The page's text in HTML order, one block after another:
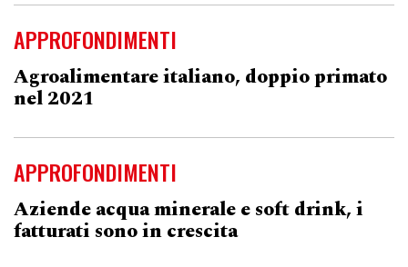
APPROFONDIMENTI
Agroalimentare italiano, doppio primato
nel 2021
APPROFONDIMENTI
Aziende acqua minerale e soft drink, i
fatturati sono in crescita